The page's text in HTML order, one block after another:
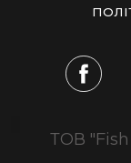
ТОВ